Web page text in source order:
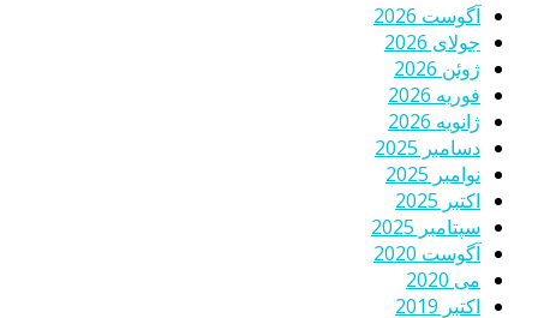
آگوست 2026
جولای 2026
ژوئن 2026
فوریه 2026
ژانویه 2026
دسامبر 2025
نوامبر 2025
اکتبر 2025
سپتامبر 2025
آگوست 2020
می 2020
اکتبر 2019